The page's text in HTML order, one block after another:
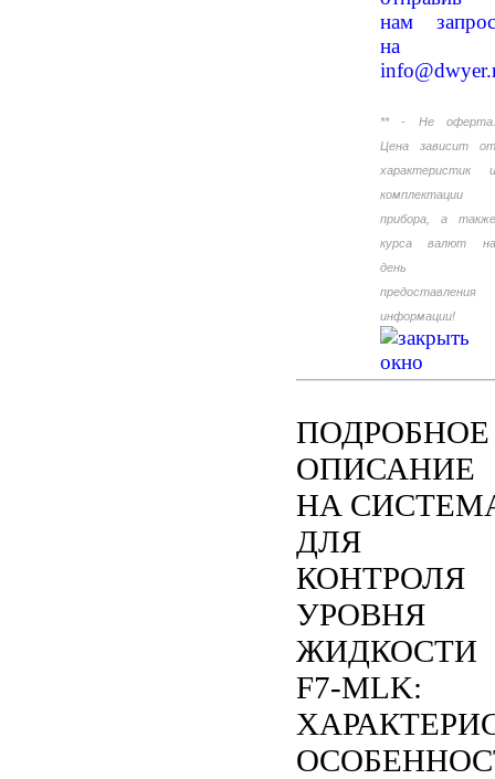
нам запрос
на
** - Не оферта.
Цена зависит от
характеристик и
комплектации
прибора, а также
курса валют на
день
предоставления
информации!
ПОДРОБНОЕ
ОПИСАНИЕ
НА
ДЛЯ
КОНТРОЛЯ
УРОВНЯ
ЖИДКОСТИ
F7-MLK: